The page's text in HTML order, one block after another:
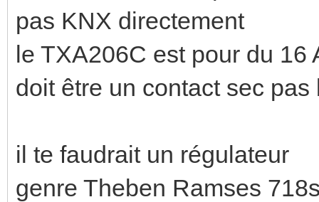
pas KNX directement
le TXA206C est pour du 16
doit être un contact sec
il te faudrait un régulateur
genre Theben Ramses